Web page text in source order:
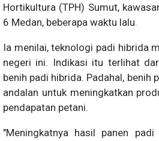
Hortikultura (TPH) Sumut,
6 Medan, beberapa waktu lalu.
Ia menilai, teknologi padi hibrida
negeri ini. Indikasi itu terlihat
benih padi hibrida. Padahal, benih
andalan untuk meningkatkan
pendapatan petani.
"Meningkatnya hasil panen